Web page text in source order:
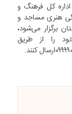
اداره کل فرهنگ و
هنری مساجد و
برگزار می‌شود،
را از طریق